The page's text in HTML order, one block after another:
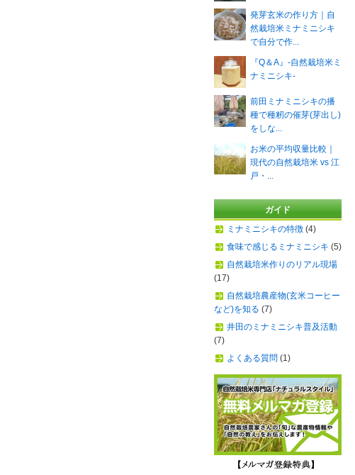
発芽玄米の作り方｜自
然栽培米ミナミニシキ
で自分で作...
『Q＆A』-自然栽培米ミ
ナミニシキ-
前田ミナミニシキの播
種で種籾の催芽(芽出し)
をしな...
お米の平均収量比較｜
現代の自然栽培米 vs 江
戸・...
ガイド
ミナミニシキの特徴 (4)
食味で感じるミナミニシキ (5)
自然栽培米作りのリアル現場
(17)
自然栽培農産物(玄米コーヒー
など)を知る (7)
井田のミナミニシキ普及活動
(7)
よくある質問 (1)